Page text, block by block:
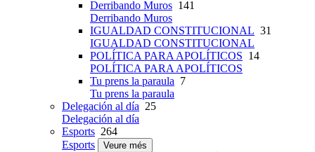
Derribando Muros 141
Derribando Muros
IGUALDAD CONSTITUCIONAL 31
IGUALDAD CONSTITUCIONAL
POLÍTICA PARA APOLÍTICOS 14
POLÍTICA PARA APOLÍTICOS
Tu prens la paraula 7
Tu prens la paraula
Delegación al día 25
Delegación al día
Esports 264
Esports
Veure més